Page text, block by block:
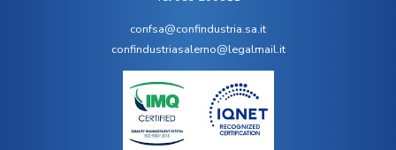
confsa@confindustria.sa.it
confindustriasalerno@legalmail.it